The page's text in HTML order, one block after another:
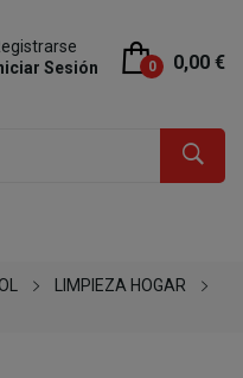
Sesión
0 0,00 €
LIMPIEZA HOGAR